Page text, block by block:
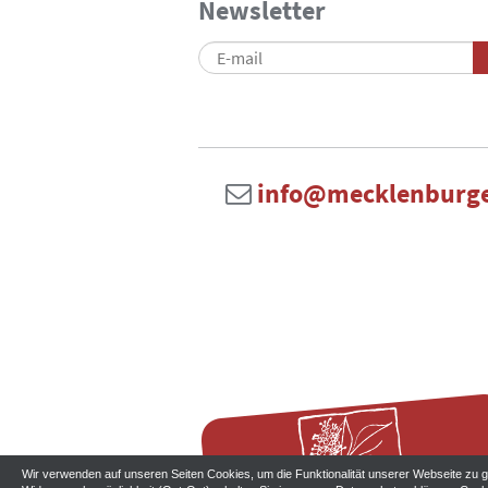
Newsletter
Wir verwenden auf unseren Seiten Cookies, um die Funktionalität unserer Webseite